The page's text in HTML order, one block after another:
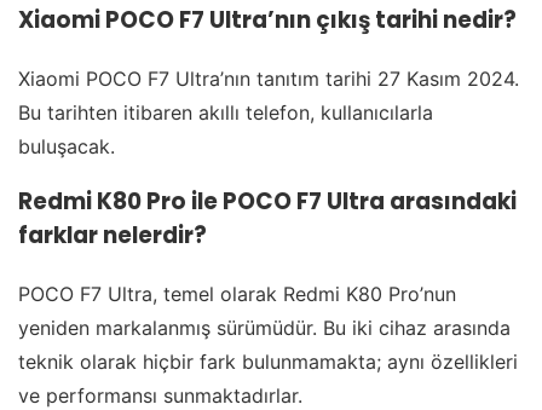
Xiaomi POCO F7 Ultra’nın çıkış tarihi nedir?
Xiaomi POCO F7 Ultra’nın tanıtım tarihi 27 Kasım 2024.
Bu tarihten itibaren akıllı telefon, kullanıcılarla
buluşacak.
Redmi K80 Pro ile POCO F7 Ultra arasındaki
farklar nelerdir?
POCO F7 Ultra, temel olarak Redmi K80 Pro’nun
yeniden markalanmış sürümüdür. Bu iki cihaz arasında
teknik olarak hiçbir fark bulunmamakta; aynı özellikleri
ve performansı sunmaktadırlar.